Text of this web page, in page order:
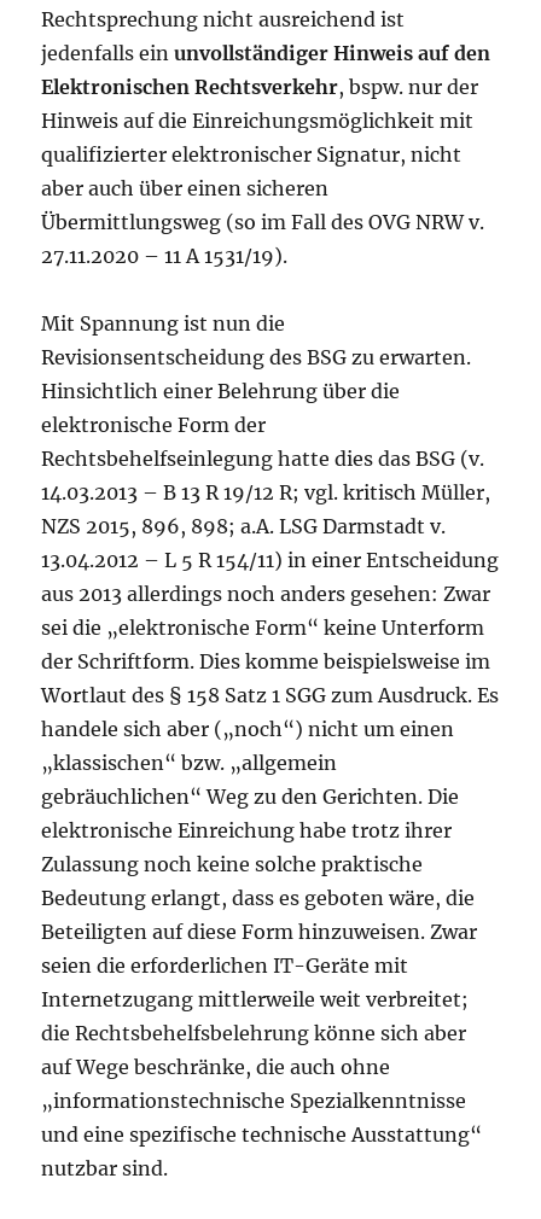
Rechtsprechung nicht ausreichend ist
jedenfalls einunvollständiger Hinweis auf den
Elektronischen Rechtsverkehr, bspw. nur der
Hinweis auf die Einreichungsmöglichkeit mit
qualifizierter elektronischer Signatur, nicht
aber auch über einen sicheren
Übermittlungsweg (so im Fall des OVG NRW v.
27.11.2020 – 11 A 1531/19).
Mit Spannung ist nun die
Revisionsentscheidung des BSG zu erwarten.
Hinsichtlich einer Belehrung über die
elektronische Form der
Rechtsbehelfseinlegung hatte dies das BSG (v.
14.03.2013 – B 13 R 19/12 R; vgl. kritisch Müller,
NZS 2015, 896, 898; a.A. LSG Darmstadt v.
13.04.2012 – L 5 R 154/11) in einer Entscheidung
aus 2013 allerdings noch anders gesehen: Zwar
sei die „elektronische Form“ keine Unterform
der Schriftform. Dies komme beispielsweise im
Wortlaut des § 158 Satz 1 SGG zum Ausdruck. Es
handele sich aber („noch“) nicht um einen
„klassischen“ bzw. „allgemein
gebräuchlichen“ Weg zu den Gerichten. Die
elektronische Einreichung habe trotz ihrer
Zulassung noch keine solche praktische
Bedeutung erlangt, dass es geboten wäre, die
Beteiligten auf diese Form hinzuweisen. Zwar
seien die erforderlichen IT-Geräte mit
Internetzugang mittlerweile weit verbreitet;
die Rechtsbehelfsbelehrung könne sich aber
auf Wege beschränke, die auch ohne
„informationstechnische Spezialkenntnisse
und eine spezifische technische Ausstattung“
nutzbar sind.